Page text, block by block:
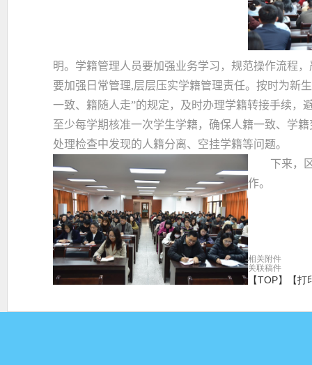
明。学籍管理人员要加强业务学习，规范操作流程
要加强日常管理,层层压实学籍管理责任。按时为新
一致、籍随人走”的规定，及时办理学籍转接手续，
至少每学期核准一次学生学籍，确保人籍一致、学
处理检查中发现的人籍分离、空挂学籍等问题。
下来，区
作。
相关附件
关联稿件
【TOP】 【打